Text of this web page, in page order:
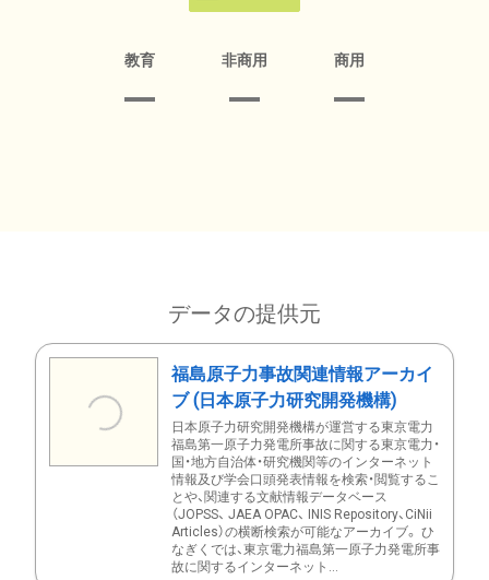
教育 非商用 商用
データの提供元
福島原子力事故関連情報アーカイ
ブ (日本原子力研究開発機構)
日本原子力研究開発機構が運営する東京電力
福島第一原子力発電所事故に関する東京電力・
国・地方自治体・研究機関等のインターネット
情報及び学会口頭発表情報を検索・閲覧するこ
とや、関連する文献情報データベース
（JOPSS、 JAEA OPAC、 INIS Repository、CiNii
Articles）の横断検索が可能なアーカイブ。 ひ
なぎくでは、東京電力福島第一原子力発電所事
故に関するインターネット...